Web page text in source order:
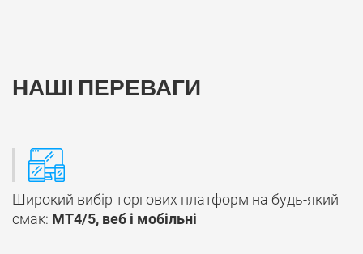
НАШІ ПЕРЕВАГИ
Широкий вибір торгових платформ на будь-який
смак: МТ4/5, веб і мобільні